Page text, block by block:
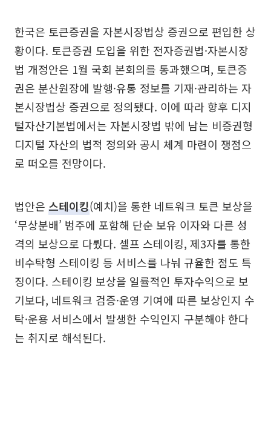
한국은 토큰증권을 자본시장법상 증권으로 편입한 상
황이다. 토큰증권 도입을 위한 전자증권법·자본시장
법 개정안은 1월 국회 본회의를 통과했으며, 토큰증
권은 분산원장에 발행·유통 정보를 기재·관리하는 자
본시장법상 증권으로 정의됐다. 이에 따라 향후 디지
털자산기본법에서는 자본시장법 밖에 남는 비증권형
디지털 자산의 법적 정의와 공시 체계 마련이 쟁점으
로 떠오를 전망이다.
법안은 스테이킹(예치)을 통한 네트워크 토큰 보상을
‘무상분배’ 범주에 포함해 단순 보유 이자와 다른 성
격의 보상으로 다뤘다. 셀프 스테이킹, 제3자를 통한
비수탁형 스테이킹 등 서비스를 나눠 규율한 점도 특
징이다. 스테이킹 보상을 일률적인 투자수익으로 보
기보다, 네트워크 검증·운영 기여에 따른 보상인지 수
탁·운용 서비스에서 발생한 수익인지 구분해야 한다
는 취지로 해석된다.